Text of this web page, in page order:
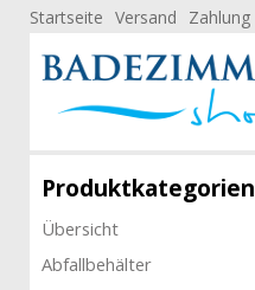
Startseite Versand Zahlung
Produktkategorien
Übersicht
Abfallbehälter